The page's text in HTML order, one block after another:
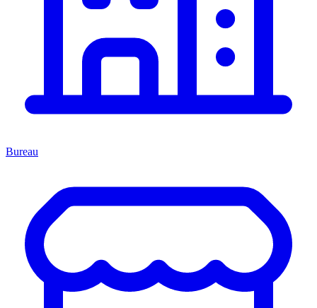
Bureau